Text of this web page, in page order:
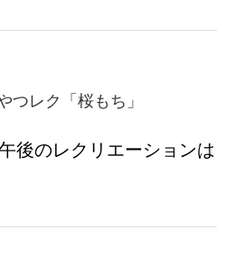
つレク「桜もち」
後のレクリエーションは